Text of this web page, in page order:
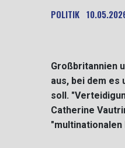
POLITIK
Großbritannien
aus, bei dem
soll.
Catherine